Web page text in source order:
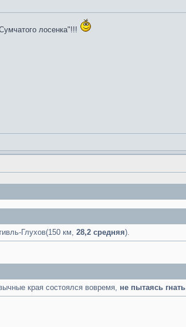
лосенка"!!!
Глухов(150 км, 28,2 средняя).
края состоялся вовремя, не пытаясь гнать